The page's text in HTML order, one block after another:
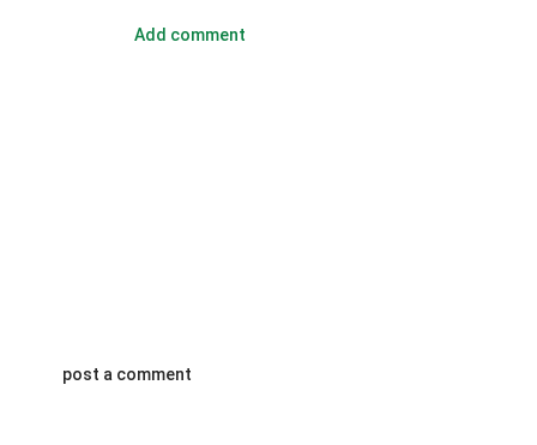
Add comment
post a comment